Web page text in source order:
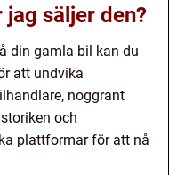
säljer den?
din gamla bil kan du
att undvika
noggrant
och
plattformar för att nå